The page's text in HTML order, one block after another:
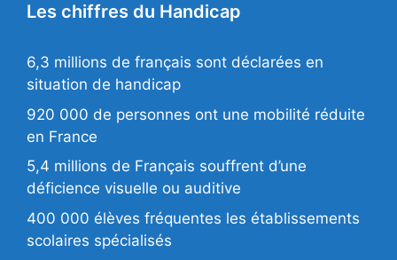
Les chiffres du Handicap
6,3 millions de français sont déclarées en
situation de handicap
920 000 de personnes ont une mobilité réduite
en France
5,4 millions de Français souffrent d’une
déficience visuelle ou auditive
400 000 élèves fréquentes les établissements
scolaires spécialisés